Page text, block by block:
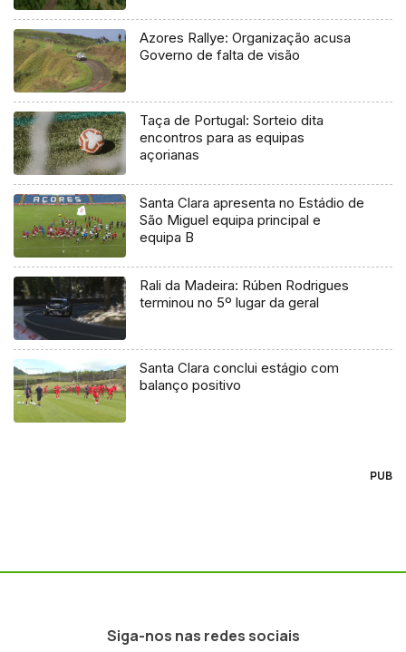
Azores Rallye: Organização acusa
Governo de falta de visão
Taça de Portugal: Sorteio dita
encontros para as equipas
açorianas
Santa Clara apresenta no Estádio de
São Miguel equipa principal e
equipa B
Rali da Madeira: Rúben Rodrigues
terminou no 5º lugar da geral
Santa Clara conclui estágio com
balanço positivo
PUB
Siga-nos nas redes sociais